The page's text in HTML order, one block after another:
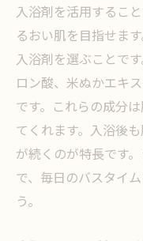
入浴剤を活用するこ
るおい肌を目指せま
入浴剤を選ぶことで
ロン酸、米ぬかエキ
です。これらの成分
てくれます。入浴後
が続くのが特長です
で、毎日のバスタイ
う。